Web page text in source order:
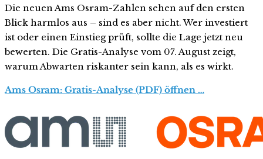
Die neuen Ams Osram-Zahlen sehen auf den ersten
Blick harmlos aus – sind es aber nicht. Wer investiert
ist oder einen Einstieg prüft, sollte die Lage jetzt neu
bewerten. Die Gratis-Analyse vom 07. August zeigt,
warum Abwarten riskanter sein kann, als es wirkt.
Ams Osram: Gratis-Analyse (PDF) öffnen …